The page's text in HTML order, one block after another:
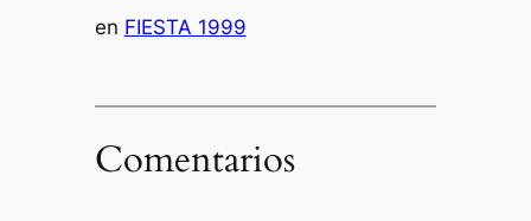
en FIESTA 1999
Comentarios